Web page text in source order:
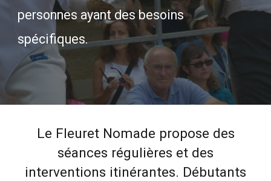
personnes ayant des besoins
spécifiques.
Le Fleuret Nomade propose des
séances régulières et des
interventions itinérantes. Débutants